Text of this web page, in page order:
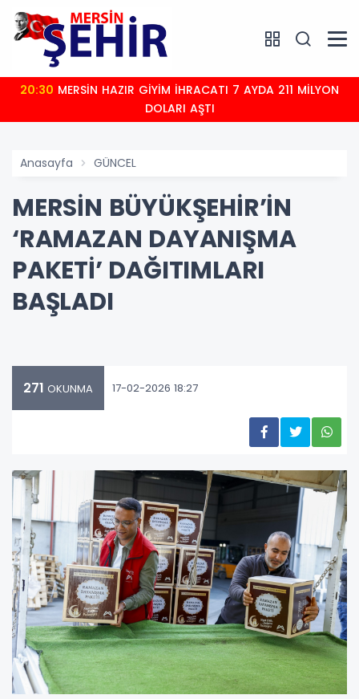
20:30
DOLARI AŞTI
Anasayfa GÜNCEL
MERSİN BÜYÜKŞEHİR’İN
‘RAMAZAN DAYANIŞMA
PAKETİ’ DAĞITIMLARI
BAŞLADI
271 OKUNMA 17-02-2026 18:27